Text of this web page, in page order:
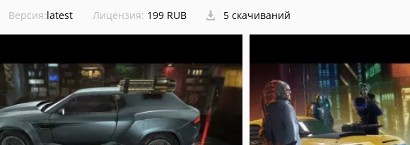
Версия:latest Лицензия: 199 RUB 5 скачиваний